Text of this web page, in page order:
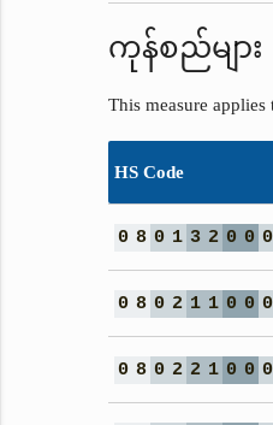
ကုန်စည်များ
This measure
HS Code
0 8 0 1 3 2 0 0 0
0 8 0 2 1 1 0 0 0
0 8 0 2 2 1 0 0 0